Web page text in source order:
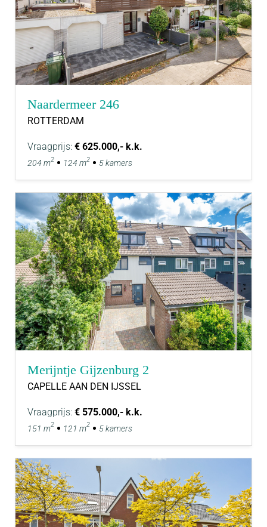
Naardermeer 246
ROTTERDAM
Vraagprijs: € 625.000,- k.k.
204 m2 124 m2 5 kamers
Merijntje Gijzenburg 2
CAPELLE AAN DEN IJSSEL
Vraagprijs: € 575.000,- k.k.
151 m2 121 m2 5 kamers